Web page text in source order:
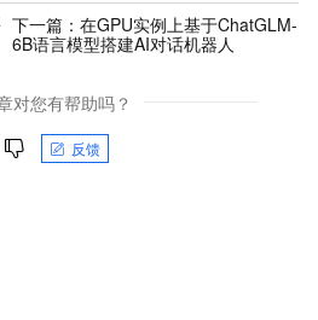
下一篇： 在GPU实例上基于ChatGLM-
6B语言模型搭建AI对话机器人
对您有帮助吗？
反馈